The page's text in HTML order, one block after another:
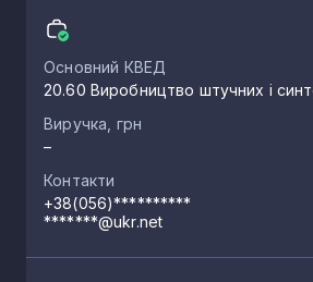
Основний КВЕД
20.60 Виробництво штучних і
Виручка, грн
–
Контакти
+38(056)**********
*******@ukr.net